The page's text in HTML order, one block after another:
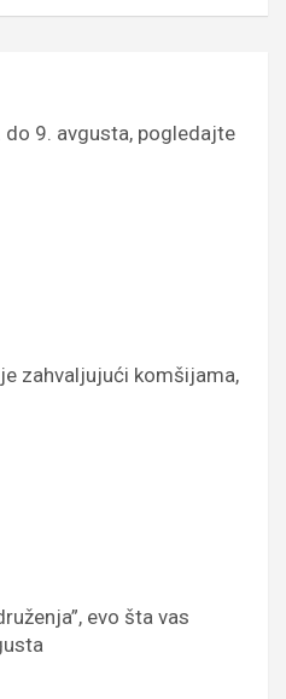
do 9. avgusta, pogledajte
zahvaljujući komšijama,
evo šta vas